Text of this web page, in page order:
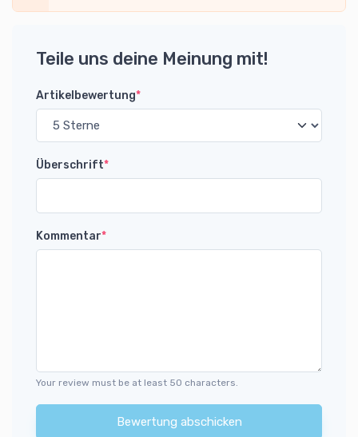
Teile uns deine Meinung mit!
Artikelbewertung*
Überschrift*
Kommentar*
Your review must be at least 50 characters.
Bewertung abschicken